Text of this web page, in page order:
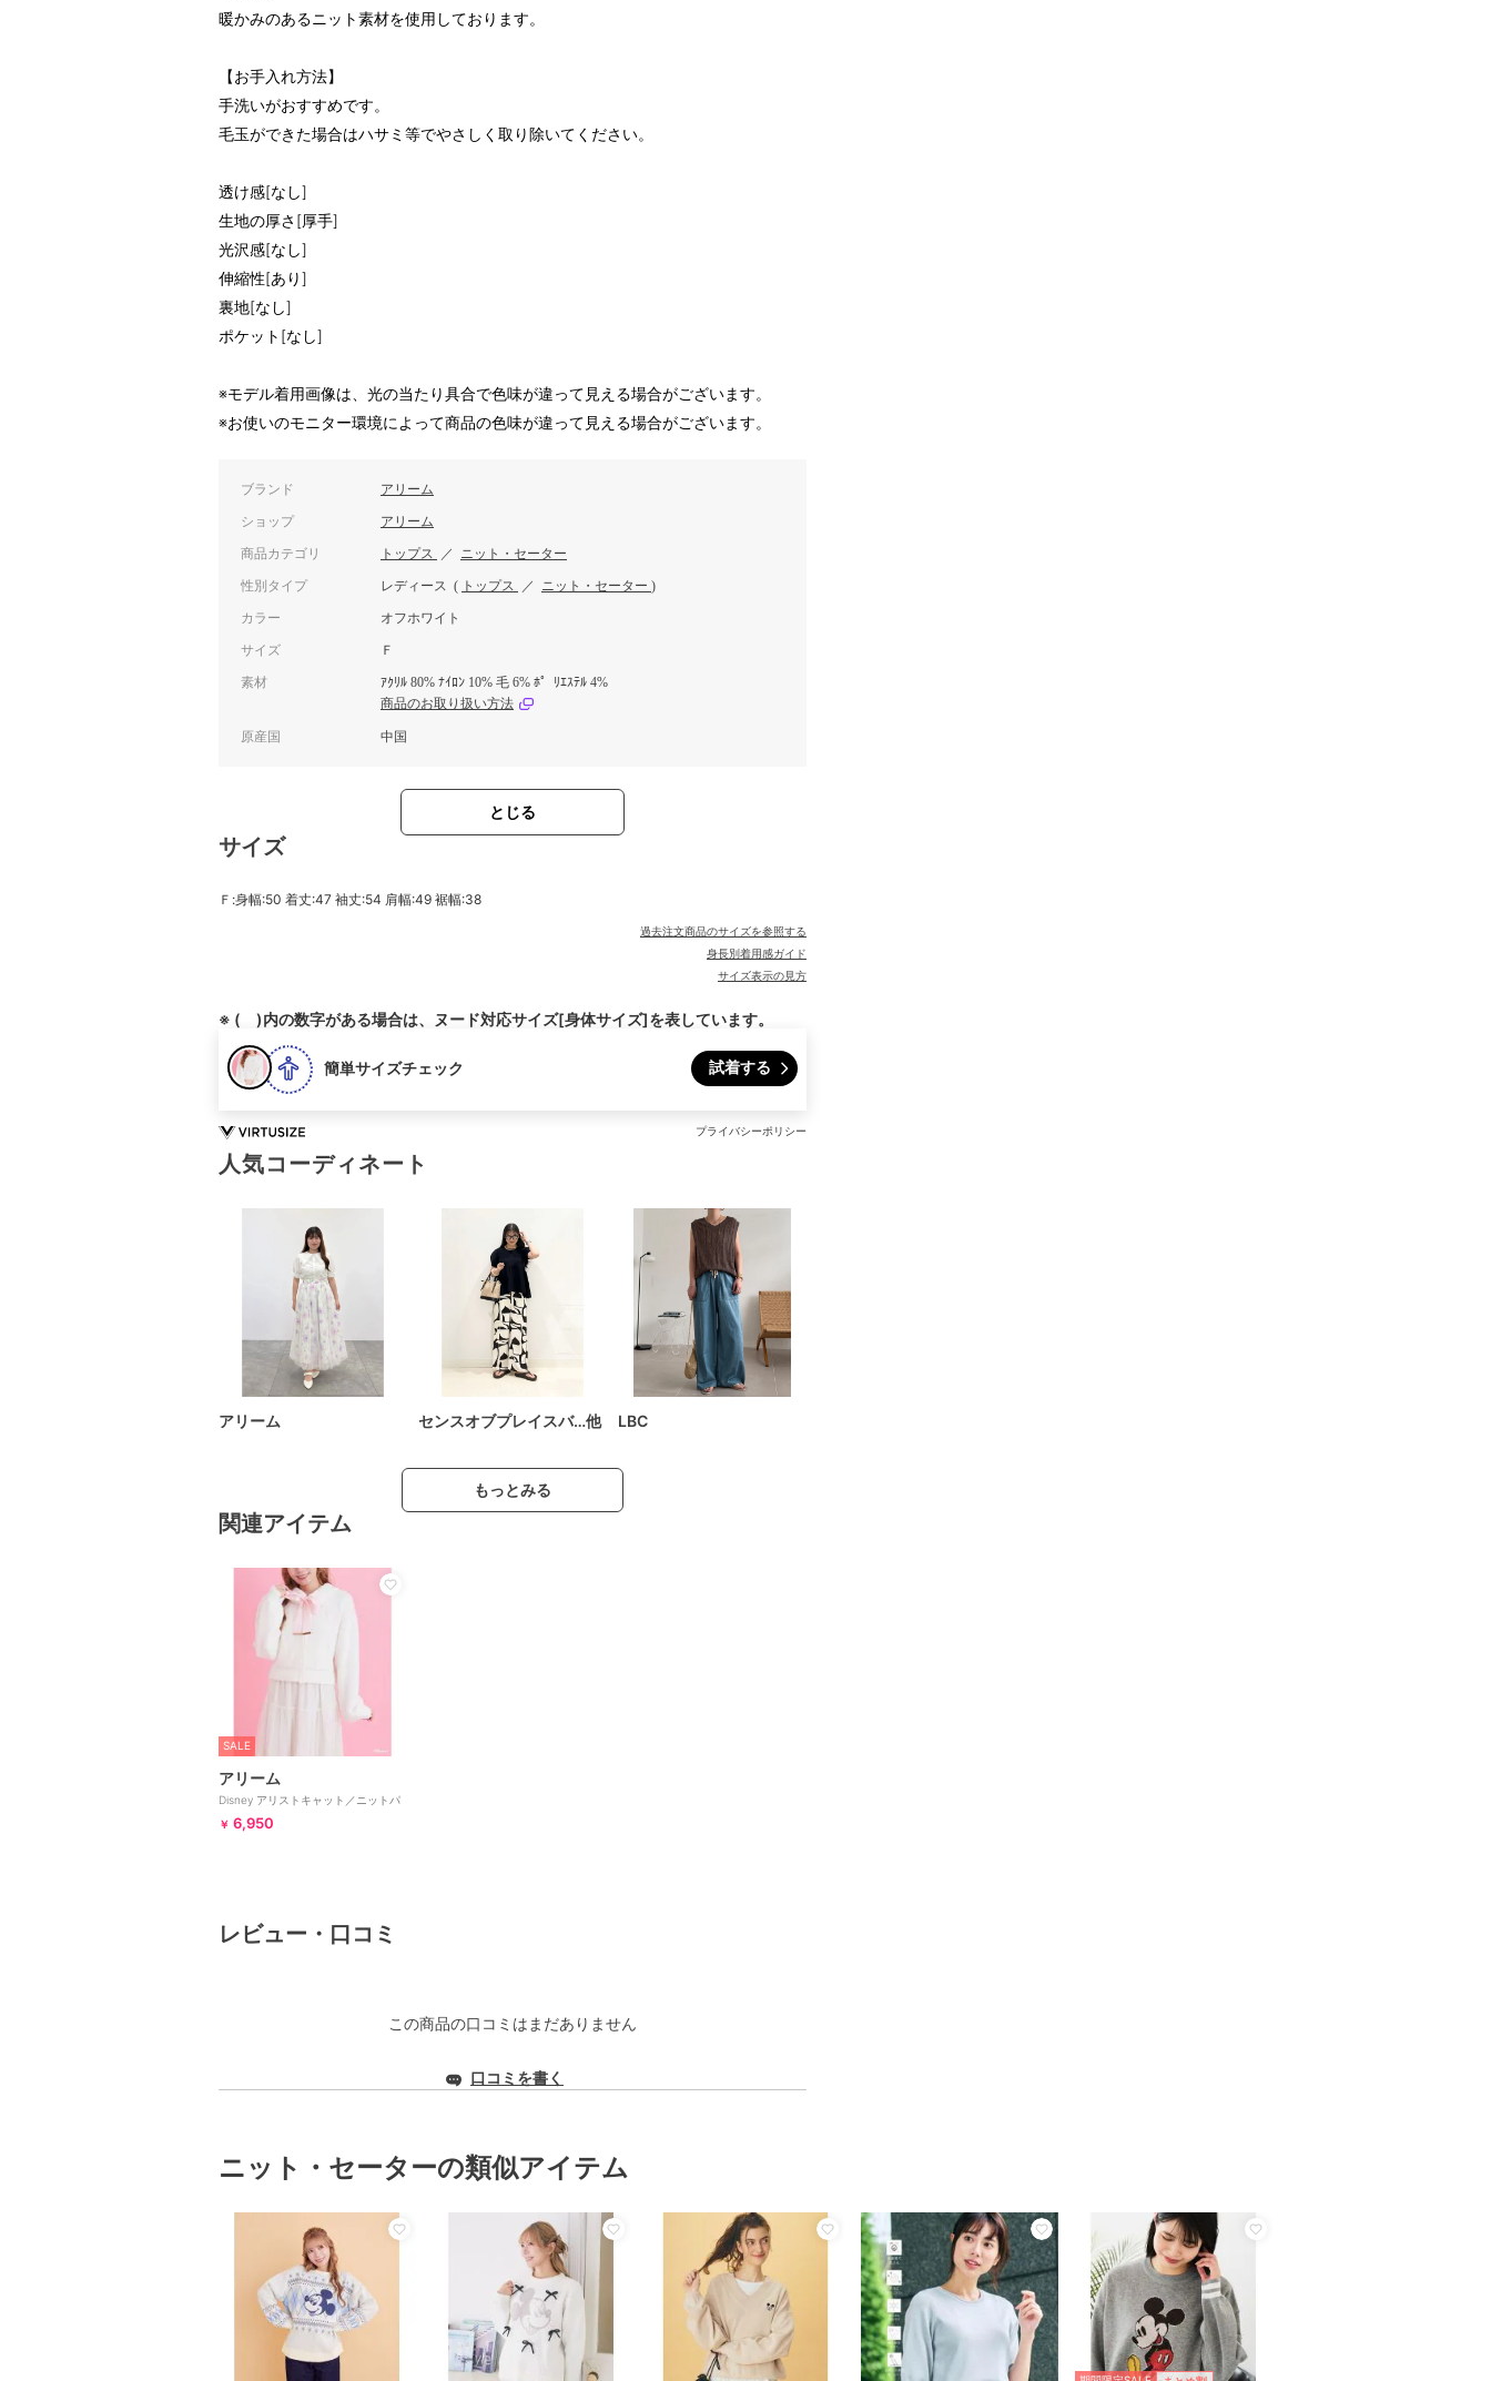
暖かみのあるニット素材を使用しております。
【お手入れ方法】
手洗いがおすすめです。
毛玉ができた場合はハサミ等でやさしく取り除いてください。
透け感[なし]
生地の厚さ[厚手]
光沢感[なし]
伸縮性[あり]
裏地[なし]
ポケット[なし]
※モデル着用画像は、光の当たり具合で色味が違って見える場合がございます。
※お使いのモニター環境によって商品の色味が違って見える場合がございます。
ブランド アリーム
ショップ アリーム
商品カテゴリ トップス ／ ニット・セーター
性別タイプ レディース ( トップス ／ ニット・セーター )
カラー オフホワイト
サイズ Ｆ
素材
ｱｸﾘﾙ 80% ﾅｲﾛﾝ 10% 毛 6% ﾎ゜ﾘｴｽﾃﾙ 4%
商品のお取り扱い方法
原産国 中国
とじる
サイズ
Ｆ:身幅:50 着丈:47 袖丈:54 肩幅:49 裾幅:38
過去注文商品のサイズを参照する
身長別着用感ガイド
サイズ表示の見方
※ ( )内の数字がある場合は、ヌード対応サイズ[身体サイズ]を表しています。
簡単サイズチェック 試着する
プライバシーポリシー
人気コーディネート
アリーム センスオブプレイスバ…他 LBC
もっとみる
関連アイテム
SALE
アリーム
Disney アリストキャット／ニットパ
ーカー
￥ 6,950
レビュー・口コミ
この商品の口コミはまだありません
口コミを書く
ニット・セーターの類似アイテム